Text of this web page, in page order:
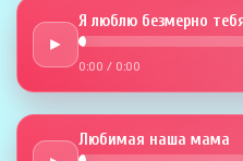
►
Я люблю безмерно
0:00 / 0:00
Любимая наша мама